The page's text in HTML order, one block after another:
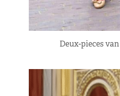
Deux-pieces